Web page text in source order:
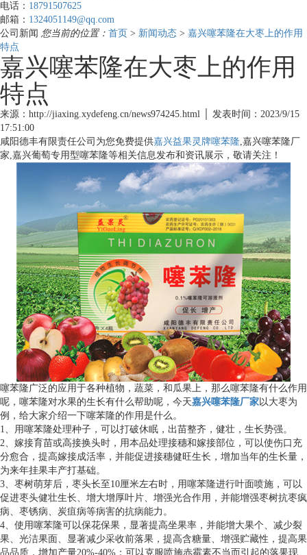
电话： 18791507625
邮箱： 1324051149@qq.com
公司新闻 您当前的位置： 首页 > 新闻动态 > 嘉兴噻苯隆在大枣上的作用
特点
嘉兴噻苯隆在大枣上的作用
特点
来源：http://jiaxing.xydefeng.cn/news974245.html │ 发表时间：2023/9/15
17:51:00
咸阳德丰有限责任公司为您免费提供嘉兴益果灵牌噻苯隆,嘉兴噻苯隆厂
家,嘉兴葡萄专用型噻苯隆等相关信息发布和资讯展示，敬请关注！
噻苯隆广泛的应用于各种植物，蔬菜，和瓜果上，那么噻苯隆有什么作用
呢，噻苯隆对水果的生长有什么帮助呢，今天嘉兴噻苯隆厂家以大枣为
例，给大家介绍一下噻苯隆的作用是什么。
1、用噻苯隆处理种子，可以打破休眠，出苗整齐，健壮，生长势强。
2、嫁接育苗或高接换头时，用本品处理接穗和嫁接部位，可以使伤口充
分愈合，提高嫁接成活率，并能促进接穗健旺生长，增加当年的生长量，
为来年挂果丰产打基础。
3、枣树萌芽后，枣头长至10厘米左右时，用噻苯隆进行叶面喷施，可以
促进枣头健壮生长、增大增厚叶片、增强光合作用，并能增强枣树抗枣疯
病、枣锈病、炭疽病等病害的抗病能力。
4、使用噻苯隆可以保花保果，显著提高坐果率，并能增大果个、减少裂
果、光洁果面、显著减少采收前落果，提高含糖量、增强贮藏性，提高果
品品质，增加产量20%-40%；可以克服喷施赤霉素不当而引起的落果现